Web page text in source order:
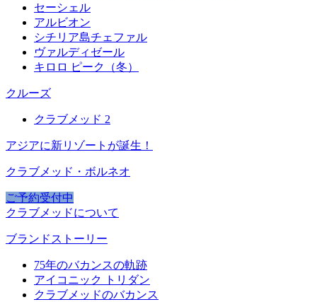
セーシェル
アルビオン
シチリア島チェファル
ヴァルディゼール
キロロ ピーク（冬）
クルーズ
クラブメッド 2
アジアに新リゾートが誕生！
クラブメッド・ボルネオ
ご予約受付中
クラブメッドについて
ブランドストーリー
75年のバカンスの軌跡
アイコニック トリダン
クラブメッドのバカンス